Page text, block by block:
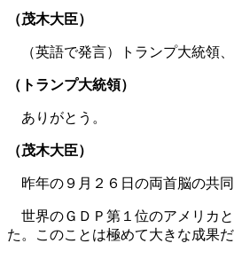
（茂木大臣）
（英語で発言）トランプ大統領、
（トランプ大統領）
ありがとう。
（茂木大臣）
昨年の９月２６日の両首脳の共
世界のＧＤＰ第１位のアメリカ
た。このことは極めて大きな成果